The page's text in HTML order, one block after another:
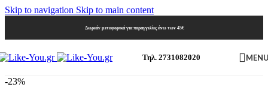
Skip to navigation Skip to main content
Δωρεάν μεταφορικά για παραγγελίες άνω των 45€
Τηλ. 2731082020
-23%